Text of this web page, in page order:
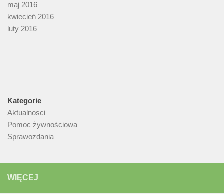
maj 2016
kwiecień 2016
luty 2016
Kategorie
Aktualnosci
Pomoc żywnościowa
Sprawozdania
WIĘCEJ